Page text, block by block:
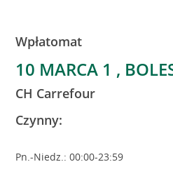
Wpłatomat
10 MARCA 1 ,
CH Carrefour
Czynny:
Pn.-Niedz.: 00:00-23:59